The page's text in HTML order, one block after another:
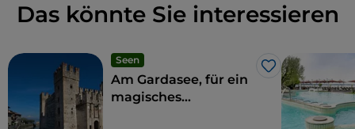
Das könnte Sie interessieren
Seen
Like
Am Gardasee, für ein
magisches